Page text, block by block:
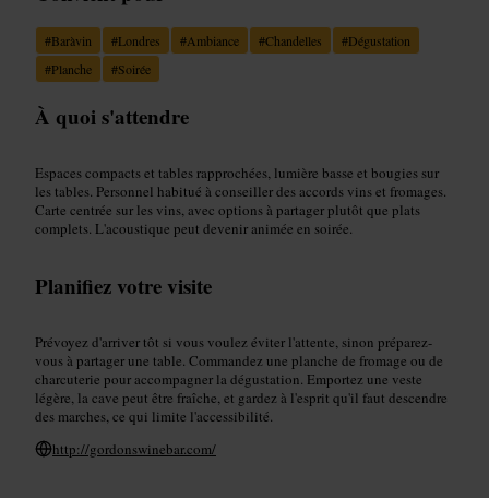
#Baràvin #Londres #Ambiance #Chandelles #Dégustation
#Planche #Soirée
À quoi s'attendre
Espaces compacts et tables rapprochées, lumière basse et bougies sur
les tables. Personnel habitué à conseiller des accords vins et fromages.
Carte centrée sur les vins, avec options à partager plutôt que plats
complets. L'acoustique peut devenir animée en soirée.
Planifiez votre visite
Prévoyez d'arriver tôt si vous voulez éviter l'attente, sinon préparez-
vous à partager une table. Commandez une planche de fromage ou de
charcuterie pour accompagner la dégustation. Emportez une veste
légère, la cave peut être fraîche, et gardez à l'esprit qu'il faut descendre
des marches, ce qui limite l'accessibilité.
http://gordonswinebar.com/